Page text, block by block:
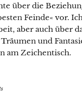
über die
Feinde« vor.
aber auch über
und
am Zeichentisch.